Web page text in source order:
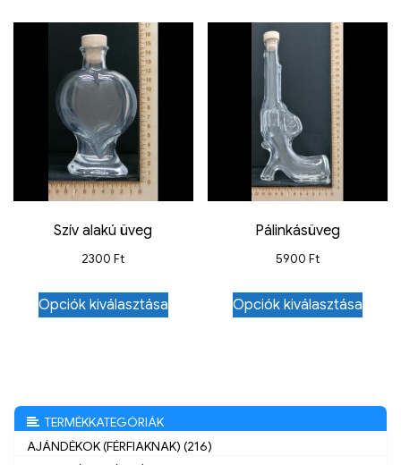
Szív alakú üveg
2300Ft
Opciók kiválasztása
Pálinkásüveg
5900Ft
Opciók kiválasztása
TERMÉKKATEGÓRIÁK
AJÁNDÉKOK (FÉRFIAKNAK) (216)